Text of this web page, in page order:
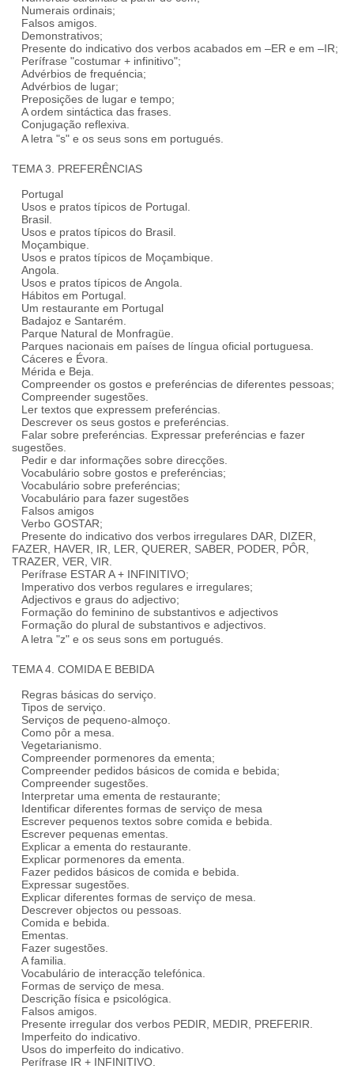
Numerais ordinais;
Falsos amigos.
Demonstrativos;
Presente do indicativo dos verbos acabados em –ER e em –IR;
Perífrase "costumar + infinitivo";
Advérbios de frequéncia;
Advérbios de lugar;
Preposições de lugar e tempo;
A ordem sintáctica das frases.
Conjugação reflexiva.
A letra "s" e os seus sons em portugués.
TEMA 3. PREFERÊNCIAS
Portugal
Usos e pratos típicos de Portugal.
Brasil.
Usos e pratos típicos do Brasil.
Moçambique.
Usos e pratos típicos de Moçambique.
Angola.
Usos e pratos típicos de Angola.
Hábitos em Portugal.
Um restaurante em Portugal
Badajoz e Santarém.
Parque Natural de Monfragüe.
Parques nacionais em países de língua oficial portuguesa.
Cáceres e Évora.
Mérida e Beja.
Compreender os gostos e preferéncias de diferentes pessoas;
Compreender sugestões.
Ler textos que expressem preferéncias.
Descrever os seus gostos e preferéncias.
Falar sobre preferéncias. Expressar preferéncias e fazer
sugestões.
Pedir e dar informações sobre direcções.
Vocabulário sobre gostos e preferéncias;
Vocabulário sobre preferéncias;
Vocabulário para fazer sugestões
Falsos amigos
Verbo GOSTAR;
Presente do indicativo dos verbos irregulares DAR, DIZER,
FAZER, HAVER, IR, LER, QUERER, SABER, PODER, PÔR,
TRAZER, VER, VIR.
Perífrase ESTAR A + INFINITIVO;
Imperativo dos verbos regulares e irregulares;
Adjectivos e graus do adjectivo;
Formação do feminino de substantivos e adjectivos
Formação do plural de substantivos e adjectivos.
A letra "z" e os seus sons em portugués.
TEMA 4. COMIDA E BEBIDA
Regras básicas do serviço.
Tipos de serviço.
Serviços de pequeno-almoço.
Como pôr a mesa.
Vegetarianismo.
Compreender pormenores da ementa;
Compreender pedidos básicos de comida e bebida;
Compreender sugestões.
Interpretar uma ementa de restaurante;
Identificar diferentes formas de serviço de mesa
Escrever pequenos textos sobre comida e bebida.
Escrever pequenas ementas.
Explicar a ementa do restaurante.
Explicar pormenores da ementa.
Fazer pedidos básicos de comida e bebida.
Expressar sugestões.
Explicar diferentes formas de serviço de mesa.
Descrever objectos ou pessoas.
Comida e bebida.
Ementas.
Fazer sugestões.
A familia.
Vocabulário de interacção telefónica.
Formas de serviço de mesa.
Descrição física e psicológica.
Falsos amigos.
Presente irregular dos verbos PEDIR, MEDIR, PREFERIR.
Imperfeito do indicativo.
Usos do imperfeito do indicativo.
Perífrase IR + INFINITIVO.